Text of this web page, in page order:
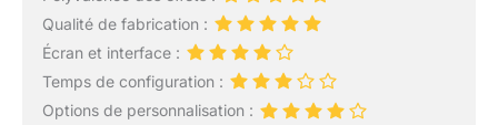
Qualité de fabrication :
Écran et interface :
Temps de configuration :
Options de personnalisation :